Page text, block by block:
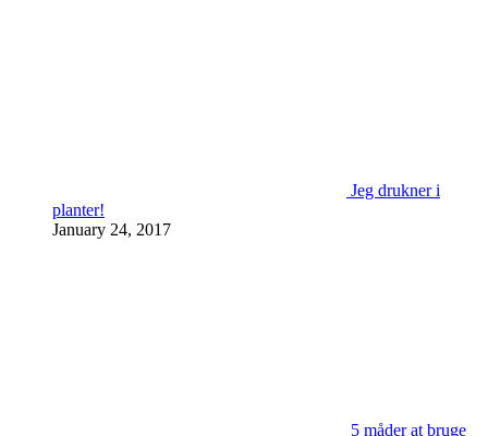
Jeg drukner i
planter!
January 24, 2017
5 måder at bruge